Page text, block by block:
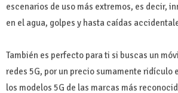
escenarios de uso más extremos, es decir,
en el agua, golpes y hasta caídas
También es perfecto para ti si buscas un
redes 5G, por un precio sumamente ridículo
los modelos 5G de las marcas más